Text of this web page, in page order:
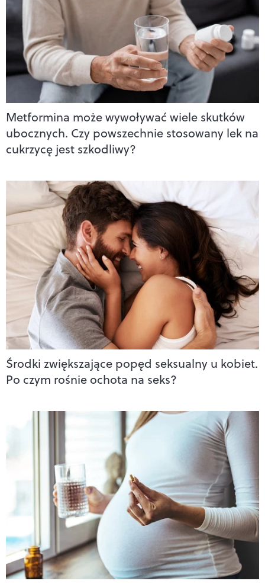
Metformina może wywoływać wiele skutków
ubocznych. Czy powszechnie stosowany lek na
cukrzycę jest szkodliwy?
Środki zwiększające popęd seksualny u kobiet.
Po czym rośnie ochota na seks?